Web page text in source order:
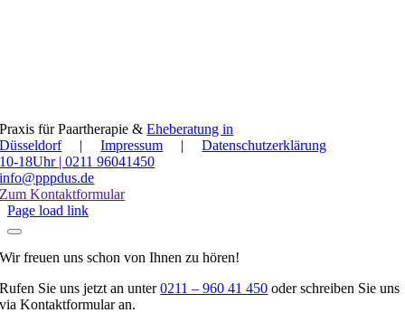
Praxis für Paartherapie &Eheberatung in
Düsseldorf
| Impressum |
Datenschutzerklärung
10-18Uhr | 0211 96041450
info@pppdus.de
Zum Kontaktformular
Page load link
Wir freuen uns schon von Ihnen zu hören!
Rufen Sie uns jetzt an unter0211 – 960 41 450 oder schreiben Sie uns
via Kontaktformular an.